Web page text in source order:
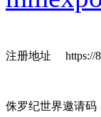
注册地址 https://
侏罗纪世界邀请码